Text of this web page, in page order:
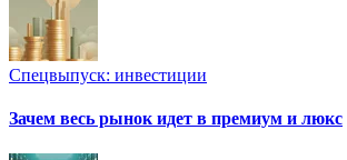
Спецвыпуск: инвестиции
Зачем весь рынок идет в премиум и люкс